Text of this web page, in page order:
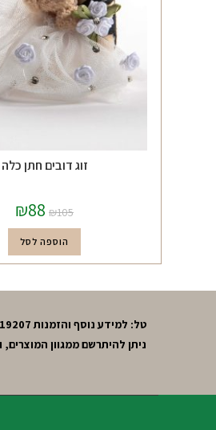
זוג דובים חתן כלה
₪105
₪88
הוספה לסל
טל: למידע נוסף והזמנות 09-8919207 , 050-3643595 חיה. מושב חרות,גוש תל-מונד.
ניתן להיתרשם ממגוון